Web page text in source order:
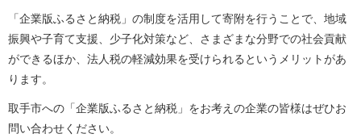
「企業版ふるさと納税」の制度を活用して寄附を行うことで、地域
振興や子育て支援、少子化対策など、さまざまな分野での社会貢献
ができるほか、法人税の軽減効果を受けられるというメリットがあ
ります。
取手市への「企業版ふるさと納税」をお考えの企業の皆様はぜひお
問い合わせください。